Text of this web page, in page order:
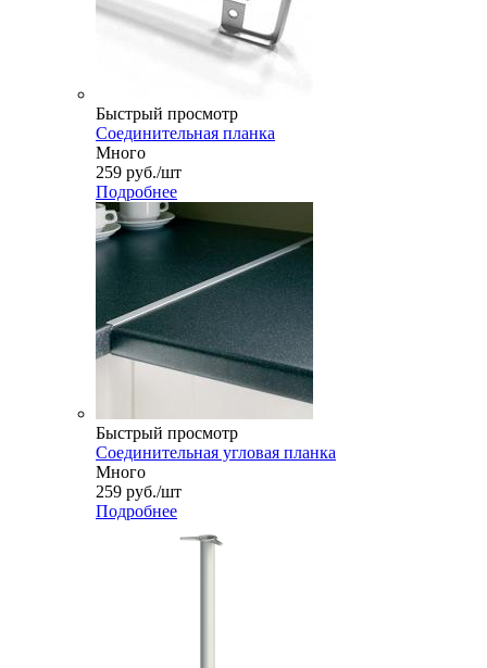
Быстрый просмотр
Соединительная планка
Много
259 руб./шт
Подробнее
Быстрый просмотр
Соединительная угловая планка
Много
259 руб./шт
Подробнее